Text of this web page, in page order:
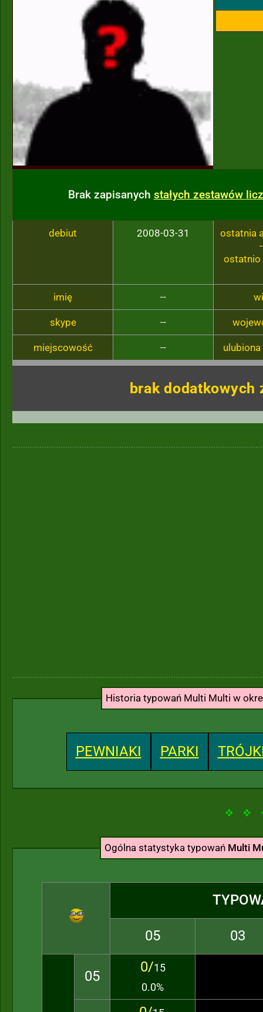
Brak zapisanych stałych zestawów
debiut 2008-03-31
ostatnia
ostatnio
imię --
skype --
miejscowość --
brak dodatkowych
Historia typowań Multi Multi w
PEWNIAKI PARKI
Ogólna statystyka typowań Multi
05 03
05
0/15
0.0%